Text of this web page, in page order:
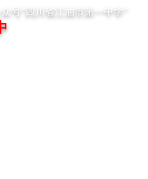
号“四川省江油市第一中学”